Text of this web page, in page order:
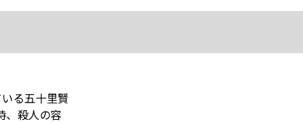
る五十里賢
、殺人の容